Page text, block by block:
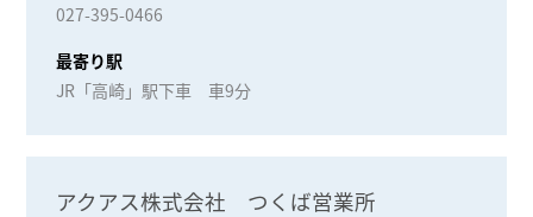
027-395-0466
最寄り駅
JR「高崎」駅下車 車9分
アクアス株式会社 つくば営業所